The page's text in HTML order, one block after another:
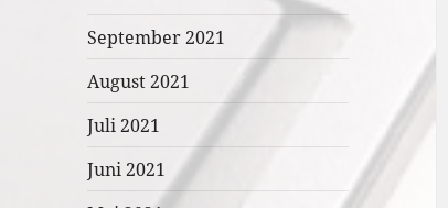
September 2021
August 2021
Juli 2021
Juni 2021